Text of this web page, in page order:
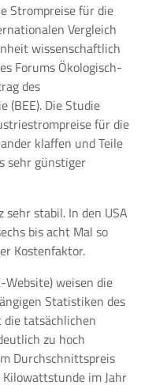
Strompreise für die
Vergleich
wissenschaftlich
Forums Ökologisch-
des
(BEE). Die Studie
für die
klaffen und Teile
sehr günstiger
stabil. In den USA
bis acht Mal so
Kostenfaktor.
Website) weisen die
Statistiken des
tatsächlichen
zu hoch
Durchschnittspreis
im Jahr